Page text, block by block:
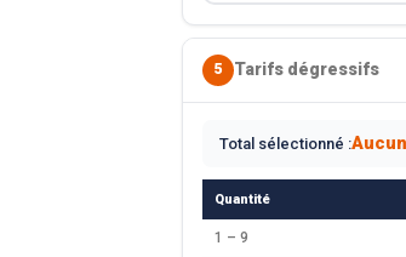
5 Tarifs dégressifs
Total sélectionné :
Quantité
1 – 9